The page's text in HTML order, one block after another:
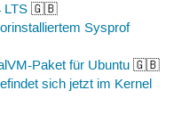
LTS 🇬🇧
Sysprof
Paket für Ubuntu 🇬🇧
sich jetzt im Kernel